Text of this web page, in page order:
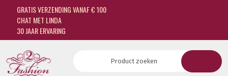
GRATIS VERZENDING VANAF € 100
CHAT MET LINDA
30 JAAR ERVARING